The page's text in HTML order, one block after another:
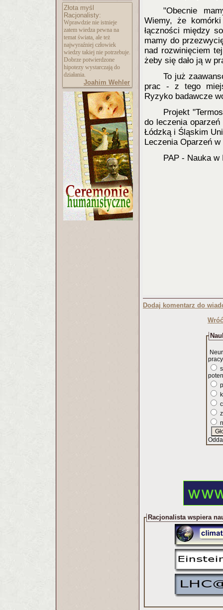
Złota myśl
Racjonalisty:
Wprawdzie nie istnieje
zatem wiedza pewna na
temat świata, ale też
najwyraźniej człowiek
wiedzy takiej nie potrzebuje.
Dobrze potwierdzone
hipotezy wystarczają do
działania.
Joahim Wehler
"Obecnie
Wiemy, że
łączności między
mamy do
nad rozwinięciem
żeby się dało ją w
To już
prac - z tego
Ryzyko badawcze
Projekt
do leczenia
Łódzką i Śląskim
Leczenia Oparzeń
PAP - Nauka
Dodaj komentarz do
Racjonalista wspiera